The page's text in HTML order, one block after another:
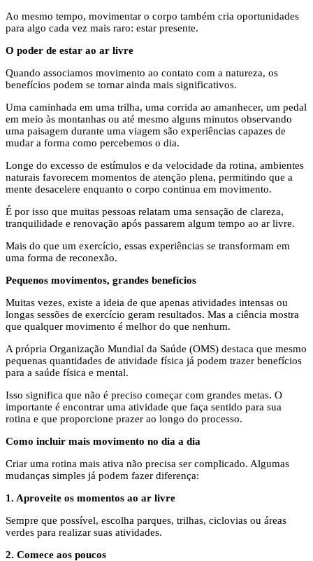
Ao mesmo tempo, movimentar o corpo também cria oportunidades
para algo cada vez mais raro: estar presente.
O poder de estar ao ar livre
Quando associamos movimento ao contato com a natureza, os
benefícios podem se tornar ainda mais significativos.
Uma caminhada em uma trilha, uma corrida ao amanhecer, um pedal
em meio às montanhas ou até mesmo alguns minutos observando
uma paisagem durante uma viagem são experiências capazes de
mudar a forma como percebemos o dia.
Longe do excesso de estímulos e da velocidade da rotina, ambientes
naturais favorecem momentos de atenção plena, permitindo que a
mente desacelere enquanto o corpo continua em movimento.
É por isso que muitas pessoas relatam uma sensação de clareza,
tranquilidade e renovação após passarem algum tempo ao ar livre.
Mais do que um exercício, essas experiências se transformam em
uma forma de reconexão.
Pequenos movimentos, grandes benefícios
Muitas vezes, existe a ideia de que apenas atividades intensas ou
longas sessões de exercício geram resultados. Mas a ciência mostra
que qualquer movimento é melhor do que nenhum.
A própria Organização Mundial da Saúde (OMS) destaca que mesmo
pequenas quantidades de atividade física já podem trazer benefícios
para a saúde física e mental.
Isso significa que não é preciso começar com grandes metas. O
importante é encontrar uma atividade que faça sentido para sua
rotina e que proporcione prazer ao longo do processo.
Como incluir mais movimento no dia a dia
Criar uma rotina mais ativa não precisa ser complicado. Algumas
mudanças simples já podem fazer diferença:
1. Aproveite os momentos ao ar livre
Sempre que possível, escolha parques, trilhas, ciclovias ou áreas
verdes para realizar suas atividades.
2. Comece aos poucos